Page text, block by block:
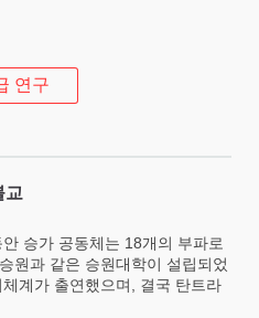
연구
교
승가 공동체는 18개의 부파로
원과 같은 승원대학이 설립되었
계가 출연했으며, 결국 탄트라